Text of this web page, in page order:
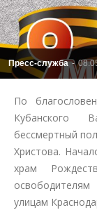
Пресс-служба -
По
Кубанского
бессмертный
Христова.
храм
улицам